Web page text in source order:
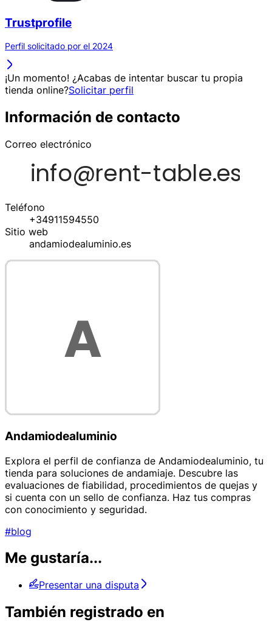
Trustprofile
Perfil solicitado por el 2024
¡Un momento! ¿Acabas de intentar buscar tu propia
tienda online?Solicitar perfil
Información de contacto
Correo electrónico
Teléfono
+34911594550
Sitio web
andamiodealuminio.es
Andamiodealuminio
Explora el perfil de confianza de Andamiodealuminio, tu
tienda para soluciones de andamiaje. Descubre las
evaluaciones de fiabilidad, procedimientos de quejas y
si cuenta con un sello de confianza. Haz tus compras
con conocimiento y seguridad.
#blog
Me gustaría...
Presentar una disputa
También registrado en